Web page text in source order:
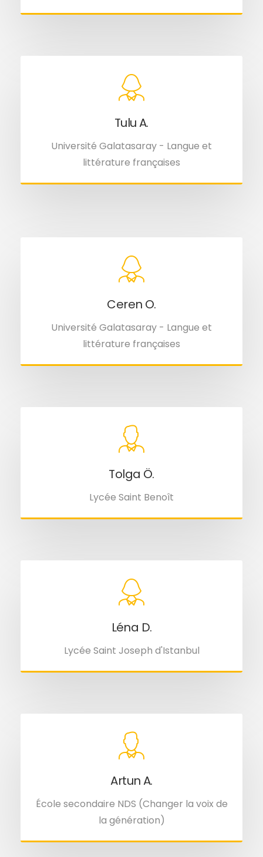
Tulu A.
Université Galatasaray - Langue et
littérature françaises
Ceren O.
Université Galatasaray - Langue et
littérature françaises
Tolga Ö.
Lycée Saint Benoît
Léna D.
Lycée Saint Joseph d'Istanbul
Artun A.
École secondaire NDS (Changer la voix de
la génération)